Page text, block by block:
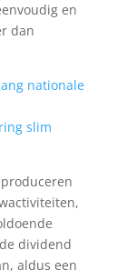
en
dan
nationale
slim
dividend
aldus een